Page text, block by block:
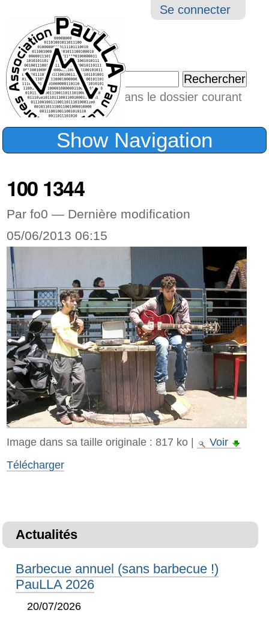
Outils
Se connecter
Chercher par
Seulement dans le dossier courant
Recherche
Show Navigation
100 1344
Par fo0 — Dernière modification
05/06/2013 06:15
Image dans sa taille originale : 817 ko|
Voir
Télécharger
Actualités
Barbecue annuel (sans barbecue !)
PauLLA 2026
20/07/2026